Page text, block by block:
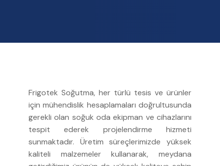
Frigotek Soğutma, her türlü tesis ve ürünler
için mühendislik hesaplamaları doğrultusunda
gerekli olan soğuk oda ekipman ve cihazlarını
tespit ederek projelendirme hizmeti
sunmaktadır. Üretim süreçlerimizde yüksek
kaliteli malzemeler kullanarak, meydana